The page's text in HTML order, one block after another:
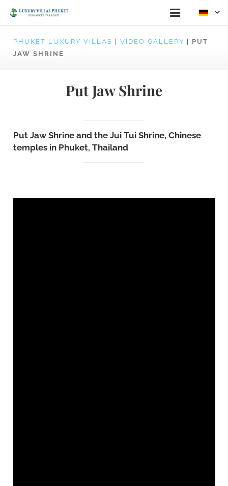
PHUKET LUXURY VILLAS VIDEO GALLERY
PUT
JAW SHRINE
Put Jaw Shrine
Put Jaw Shrine and the Jui Tui Shrine, Chinese
temples in Phuket, Thailand